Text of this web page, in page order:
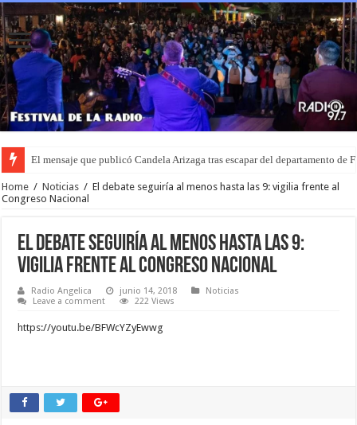
El mensaje que publicó Candela Arizaga tras escapar del departamento de
Home / Noticias / El debate seguiría al menos hasta las 9: vigilia frente al
Congreso Nacional
El debate seguiría al menos hasta las 9:
vigilia frente al Congreso Nacional
Radio Angelica junio 14, 2018
Noticias
Leave a comment
222 Views
https://youtu.be/BFWcYZyEwwg